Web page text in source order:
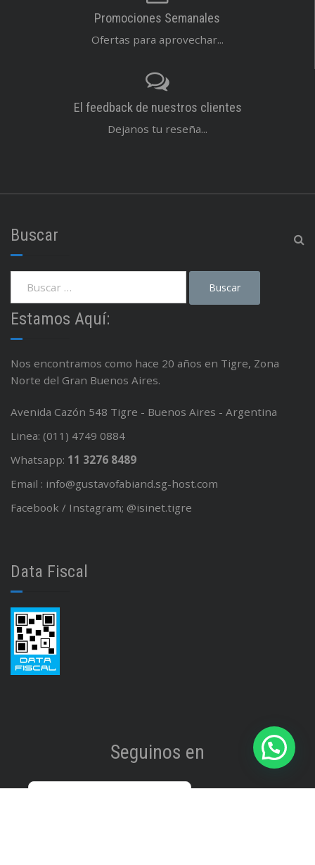
Promociones Semanales
Ofertas para aprovechar...
El feedback de nuestros clientes
Dejanos tu reseña...
Buscar
Estamos Aquí:
Nos encontramos como hace 20 años en Tigre, Zona
Norte del Gran Buenos Aires.
Avenida Cazón 548 Tigre - Buenos Aires - Argentina
Linea: (011) 4749 0884
Whatsapp: 11 3276 8489
Email : info@gustavofabiand.sg-host.com
Facebook / Instagram; @isinet.tigre
Data Fiscal
Seguinos en